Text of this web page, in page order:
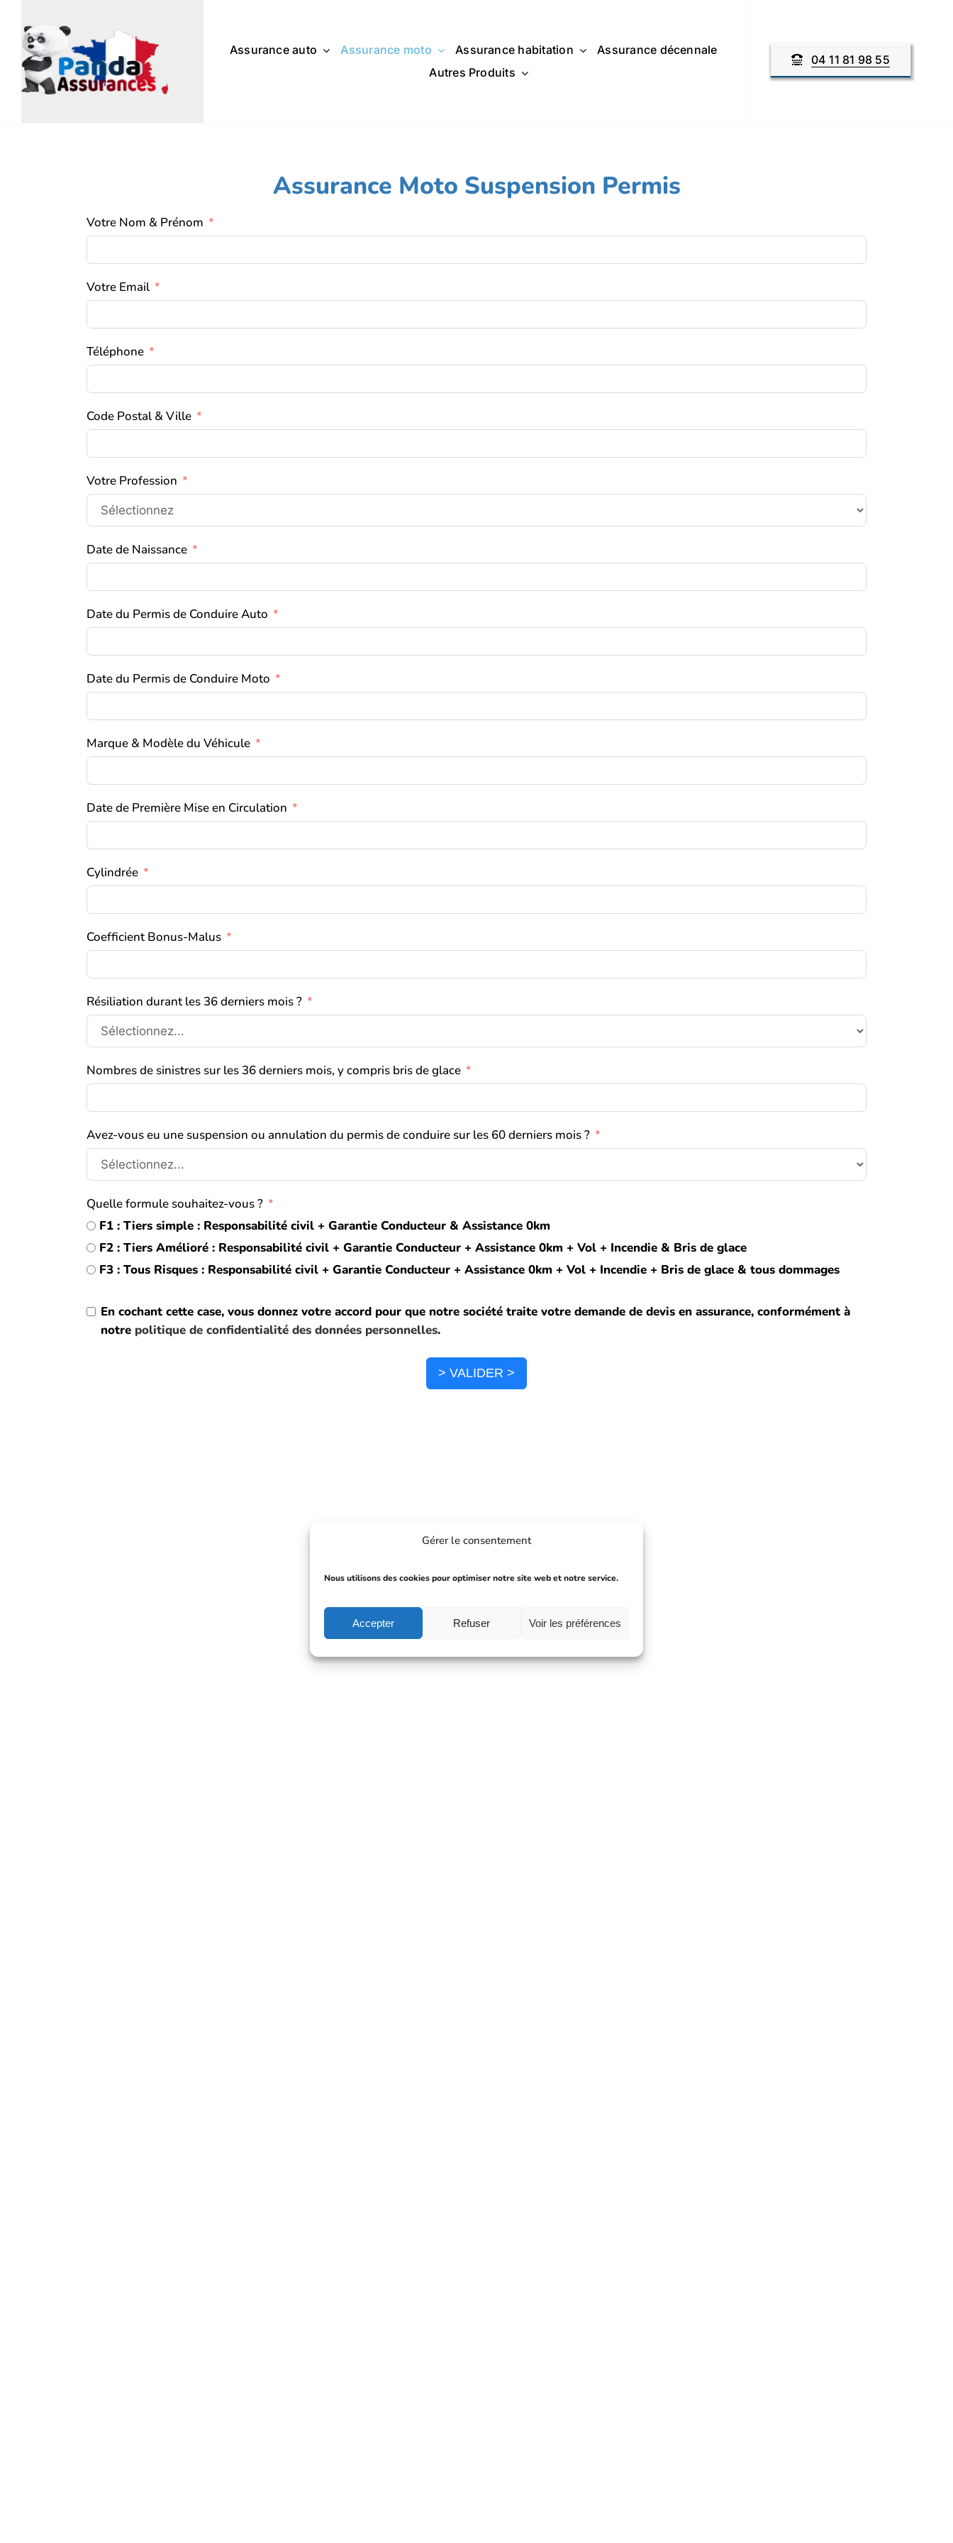
Gérer le consentement
Nous utilisons des cookies pour optimiser notre site web et notre service.
Accepter Refuser Voir les préférences
contenu
Assurance auto Assurance moto Assurance habitation
Assurance décennale
Autres Produits
04 11 81 98 55
Assurance Moto Suspension Permis
Votre Nom & Prénom
Votre Email
Téléphone
Code Postal & Ville
Votre Profession
Date de Naissance
Date du Permis de Conduire Auto
Date du Permis de Conduire Moto
Marque & Modèle du Véhicule
Date de Première Mise en Circulation
Cylindrée
Coefficient Bonus-Malus
Résiliation durant les 36 derniers mois ?
Nombres de sinistres sur les 36 derniers mois, y compris bris de glace
Avez-vous eu une suspension ou annulation du permis de conduire sur les 60 derniers mois ?
Quelle formule souhaitez-vous ?
F1 : Tiers simple : Responsabilité civil + Garantie Conducteur & Assistance 0km
F2 : Tiers Amélioré : Responsabilité civil + Garantie Conducteur + Assistance 0km + Vol + Incendie & Bris de glace
F3 : Tous Risques : Responsabilité civil + Garantie Conducteur + Assistance 0km + Vol + Incendie + Bris de glace & tous dommages
En cochant cette case, vous donnez votre accord pour que notre société traite votre demande de devis en assurance, conformément à
notre politique de confidentialité des données personnelles.
> VALIDER >